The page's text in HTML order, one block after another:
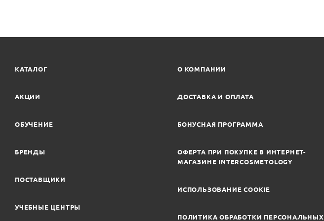
КАТАЛОГ
АКЦИИ
ОБУЧЕНИЕ
БРЕНДЫ
ПОСТАВЩИКИ
УЧЕБНЫЕ ЦЕНТРЫ
О КОМПАНИИ
ДОСТАВКА И ОПЛАТА
БОНУСНАЯ ПРОГРАММА
ОФЕРТА ПРИ ПОКУПКЕ В ИНТЕРНЕТ-
МАГАЗИНЕ INTERCOSMETOLOGY
ИСПОЛЬЗОВАНИЕ COOKIE
ПОЛИТИКА ОБРАБОТКИ ПЕРСОНАЛЬНЫХ